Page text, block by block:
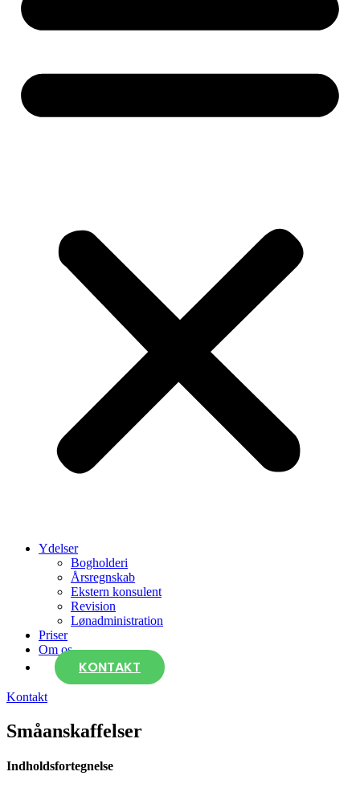
Ydelser
Bogholderi
Årsregnskab
Ekstern konsulent
Revision
Lønadministration
Priser
Om os
KONTAKT
Kontakt
Småanskaffelser
Indholdsfortegnelse